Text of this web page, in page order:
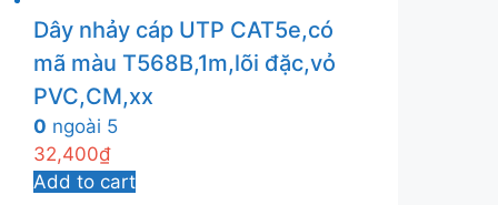
Dây nhảy cáp UTP CAT5e,có
mã màu T568B,1m,lõi đặc,vỏ
PVC,CM,xx
0 ngoài 5
32,400₫
Add to cart